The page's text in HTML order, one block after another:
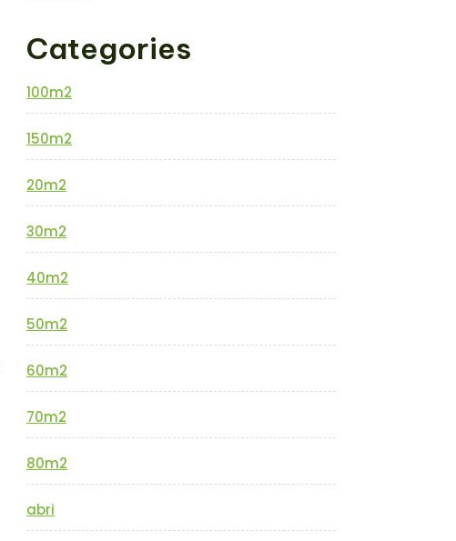
Categories
100m2
150m2
20m2
30m2
40m2
50m2
60m2
70m2
80m2
abri